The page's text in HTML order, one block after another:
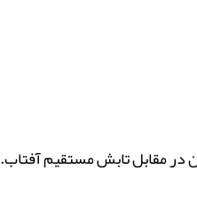
در مقابل تابش مستقيم آفتاب.